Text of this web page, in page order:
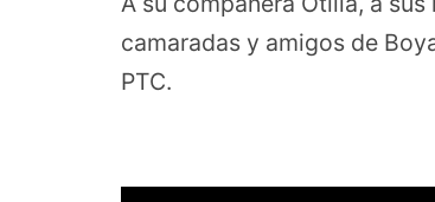
camaradas y amigos de
PTC.